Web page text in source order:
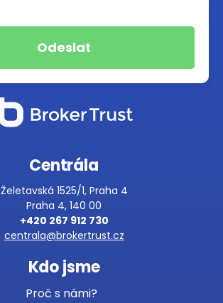
Centrála
Želetavská 1525/1, Praha 4
Praha 4, 140 00
+420 267 912 730
centrala@brokertrust.cz
Kdo jsme
Proč s námi?